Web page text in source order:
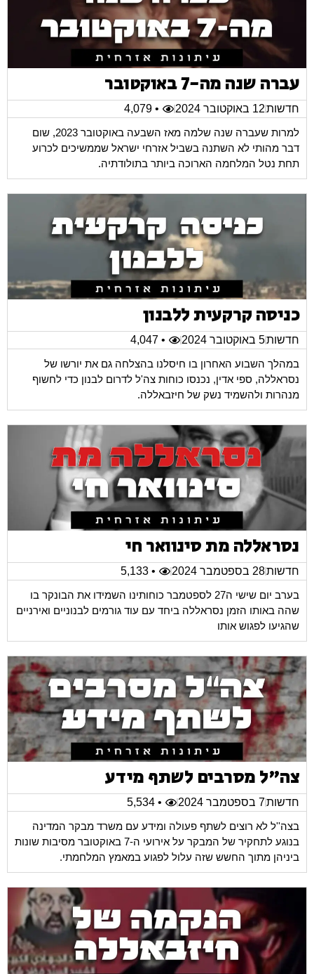
עברה שנה מה-7 באוקטובר
חדשות12 באוקטובר 2024
• 4,079
למרות שעברה שנה שלמה מאז השבעה באוקטובר 2023, שום
דבר מהותי לא השתנה בשביל אזרחי ישראל שממשיכים לכרוע
תחת נטל המלחמה הארוכה ביותר בתולודתיה.
כניסה קרקעית ללבנון
חדשות5 באוקטובר 2024
• 4,047
במהלך השבוע האחרון בו חיסלנו בהצלחה גם את יורשו של
נסראללה, ספי אדין, נכנסו כוחות צה'ל לדרום לבנון כדי לחשוף
מנהרות ולהשמיד נשק של חיזבאללה.
נסראללה מת סינוואר חי
חדשות28 בספטמבר 2024
• 5,133
בערב יום שישי ה27 לספטמבר כוחותינו השמידו את הבונקר בו
שהה באותו הזמן נסראללה ביחד עם עוד גורמים לבנוניים ואירניים
שהגיעו לפגוש אותו
צה"ל מסרבים לשתף מידע
חדשות7 בספטמבר 2024
• 5,534
בצה''ל לא רוצים לשתף פעולה ומידע עם משרד מבקר המדינה
בנוגע לתחקיר של המבקר על אירועי ה-7 באוקטובר מסיבות שונות
ביניהן מתוך החשש שזה עלול לפגוע במאמץ המלחמתי.